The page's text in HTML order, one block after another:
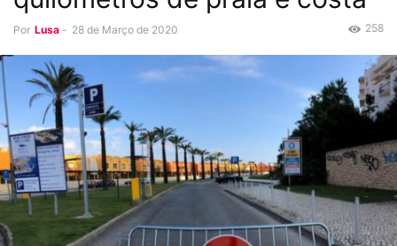
Por Lusa - 28 de Março de 2020 258